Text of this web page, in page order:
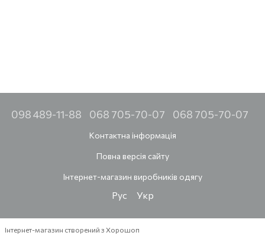
098 489-11-88 068 705-70-07 068 705-70-07
Контактна інформація
Повна версія сайту
Інтернет-магазин виробників одягу
Рус Укр
Інтернет-магазин створений з Хорошоп